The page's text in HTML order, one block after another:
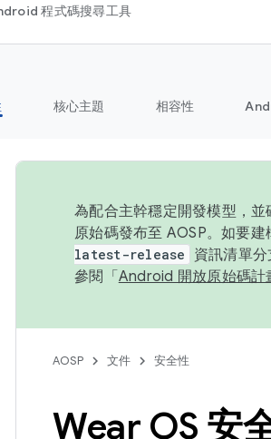
程式碼搜尋工具
核心主題 相容性
為配合主幹穩定開發模型，
原始碼發布至 AOSP。如要
latest-release
資訊清單
參閱「 Android 開放原始碼計
AOSP 文件 安全性
Wear OS 安